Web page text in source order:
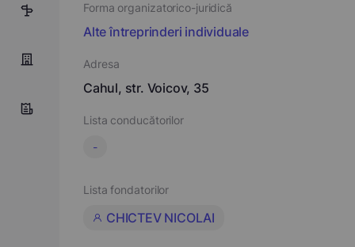
2
Forma organizatorico-juridică
Alte întreprinderi individuale
Adresa
Cahul, str. Voicov, 35
Lista conducătorilor
-
Lista fondatorilor
CHICTEV NICOLAI